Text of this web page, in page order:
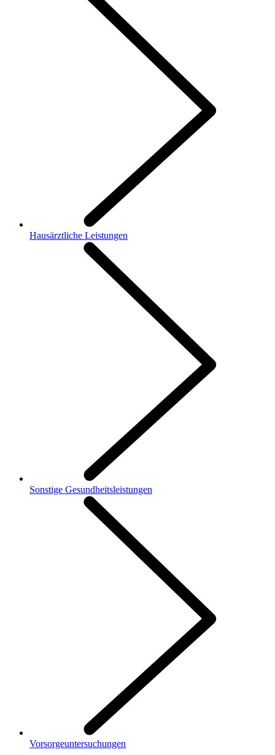
Hausärztliche Leistungen
Sonstige Gesundheitsleistungen
Vorsorgeuntersuchungen